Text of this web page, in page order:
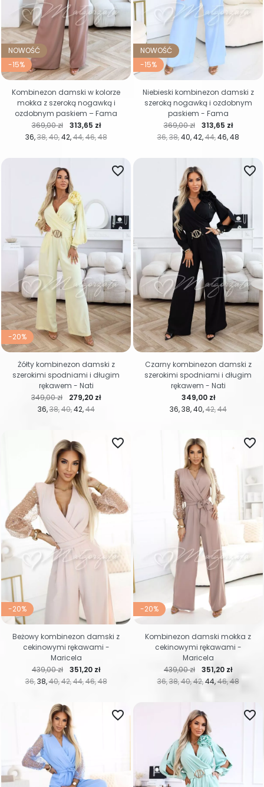
NOWOŚĆ
-15%
36 38 40 42 44 46 48
Cena regularna
369,00 zł Cena
313,65 zł
Kombinezon damski w kolorze
mokka z szeroką nogawką i
ozdobnym paskiem – Fama
NOWOŚĆ
-15%
36 38 40 42 44 46 48
Cena regularna
369,00 zł Cena
313,65 zł
Niebieski kombinezon damski z
szeroką nogawką i ozdobnym
paskiem - Fama
-20%
36 38 40 42 44
favorite_border
Cena regularna
349,00 zł Cena
279,20 zł
Żółty kombinezon damski z
szerokimi spodniami i długim
rękawem - Nati
36 38 40 42 44
favorite_border
Cena
349,00 zł
Czarny kombinezon damski z
szerokimi spodniami i długim
rękawem - Nati
-20%
36 38 40 42 44 46 48
favorite_border
Cena regularna
439,00 zł Cena
351,20 zł
Beżowy kombinezon damski z
cekinowymi rękawami -
Maricela
-20%
36 38 40 42 44 46 48
favorite_border
Cena regularna
439,00 zł Cena
351,20 zł
Kombinezon damski mokka z
cekinowymi rękawami -
Maricela
favorite_border favorite_border